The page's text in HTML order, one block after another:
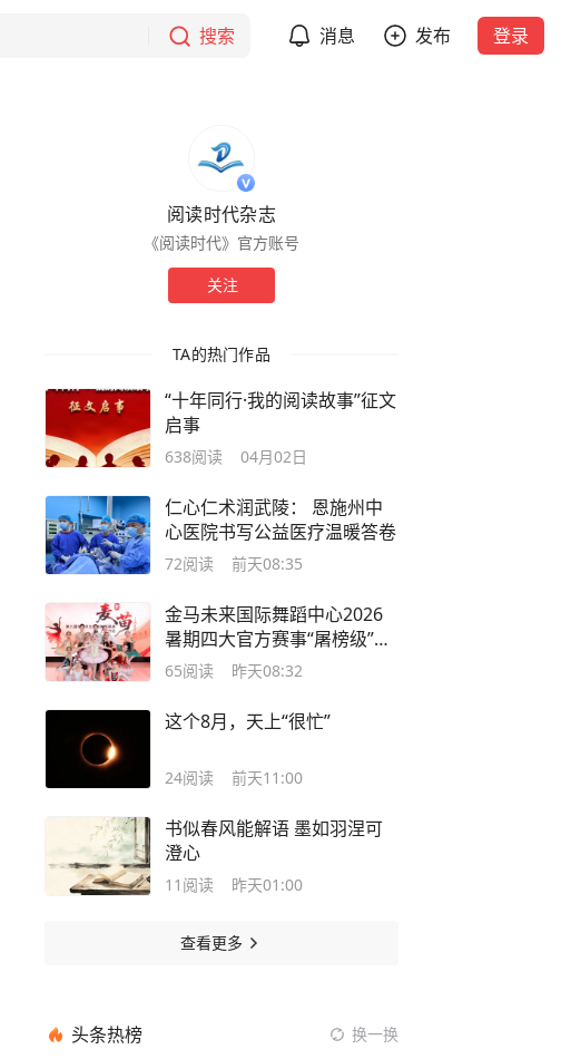
搜索 消息 发布 登录
阅读时代杂志
《阅读时代》官方账号
关注
TA的热门作品
“十年同行·我的阅读故事”征文
启事
638阅读 04月02日
仁心仁术润武陵： 恩施州中
心医院书写公益医疗温暖答卷
72阅读 前天08:35
金马未来国际舞蹈中心2026
暑期四大官方赛事“屠榜级”金
奖战绩！
65阅读 昨天08:32
这个8月，天上“很忙”
24阅读 前天11:00
书似春风能解语 墨如羽涅可
澄心
11 阅读 昨天01:00
查看更多
头条热榜 换一换